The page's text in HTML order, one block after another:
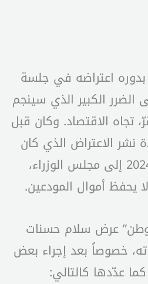
اعتراضه في جلسة
الضرر الكبير الذي سينجم
تجاه الاقتصاد. وكان قبل
نشر الاعتراض الذي كان
قدّمه في 21 شباط 2024 إلى مجلس الوزراء،
يحفظ أموال المودعين.
عرض سلام حسنات
خصوصاً بعد إجراء بعض
عدّدها كالتالي: